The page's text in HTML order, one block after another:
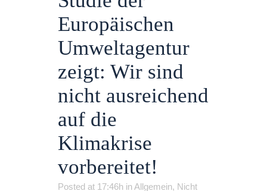
Europäischen
Umweltagentur
zeigt: Wir sind
nicht ausreichend
auf die
Klimakrise
vorbereitet!
Posted at 17:46h inAllgemein, Nicht